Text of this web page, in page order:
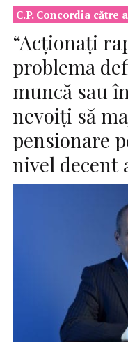
C.P. Concordia către
“Acționați
problema
muncă sau
nevoiți să
pensionare
nivel decent